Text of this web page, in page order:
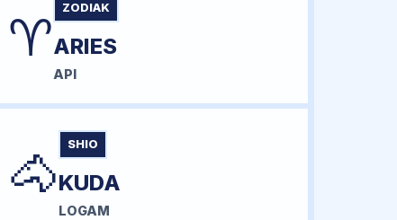
♈ ZODIAK
ARIES
API
🐴 SHIO
KUDA
LOGAM